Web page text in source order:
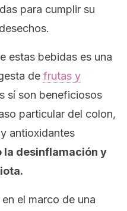
para cumplir su
estas bebidas es una
de frutas y
sí son beneficiosos
particular del colon,
antioxidantes
la desinflamación y
el marco de una